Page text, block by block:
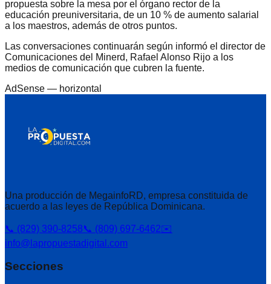
propuesta sobre la mesa por el órgano rector de la
educación preuniversitaria, de un 10 % de aumento salarial
a los maestros, además de otros puntos.
Las conversaciones continuarán según informó el director de
Comunicaciones del Minerd, Rafael Alonso Rijo a los
medios de comunicación que cubren la fuente.
AdSense — horizontal
Una producción de MegainfoRD, empresa constituida de
acuerdo a las leyes de República Dominicana.
📞 (829) 390-8258📞 (809) 697-6462✉️
info@lapropuestadigital.com
Secciones